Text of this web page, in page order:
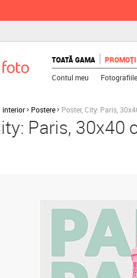
TOATĂ GAMA
Contul meu
interior Postere Poster, City: Paris,
Paris, 30x40